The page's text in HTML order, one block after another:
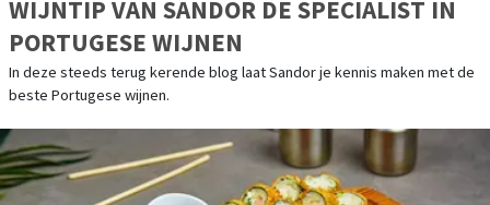
WIJNTIP VAN SANDOR DE SPECIALIST IN
PORTUGESE WIJNEN
In deze steeds terug kerende blog laat Sandor je kennis maken met de
beste Portugese wijnen.